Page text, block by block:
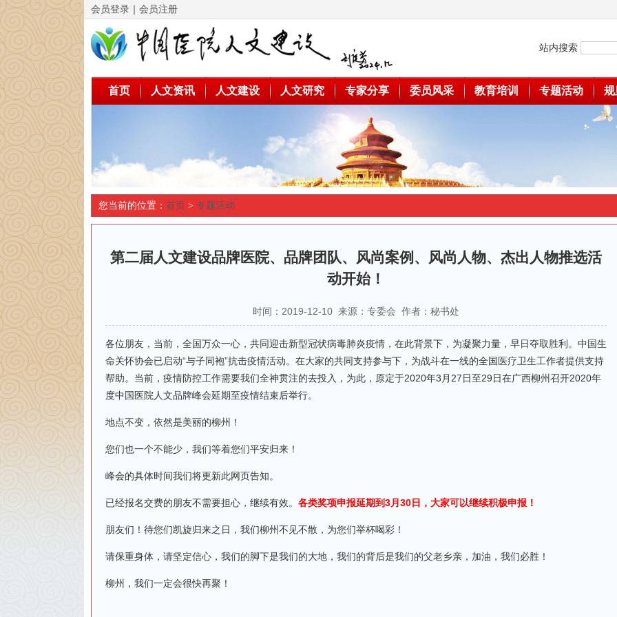
会员登录 ｜ 会员注册
站内搜索
首页 人文资讯 人文建设 人文研究 专家分享 委员风采 教育培训 专题活动 规
您当前的位置： 首页 > 专题活动
第二届人文建设品牌医院、品牌团队、风尚案例、风尚人物、杰出人物推选活
动开始！
时间：2019-12-10 来源：专委会 作者：秘书处
各位朋友，当前，全国万众一心，共同迎击新型冠状病毒肺炎疫情，在此背景下，为凝聚力量，早日夺取胜利。中国生
命关怀协会已启动“与子同袍”抗击疫情活动。在大家的共同支持参与下，为战斗在一线的全国医疗卫生工作者提供支持
帮助。当前，疫情防控工作需要我们全神贯注的去投入，为此，原定于2020年3月27日至29日在广西柳州召开2020年
度中国医院人文品牌峰会延期至疫情结束后举行。
地点不变，依然是美丽的柳州！
您们也一个不能少，我们等着您们平安归来！
峰会的具体时间我们将更新此网页告知。
已经报名交费的朋友不需要担心，继续有效。 各类奖项申报延期到3月30日，大家可以继续积极申报！
朋友们！待您们凯旋归来之日，我们柳州不见不散，为您们举杯喝彩！
请保重身体，请坚定信心，我们的脚下是我们的大地，我们的背后是我们的父老乡亲，加油，我们必胜！
柳州，我们一定会很快再聚！